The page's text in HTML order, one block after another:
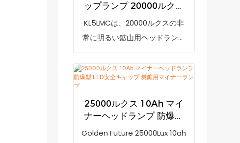
ップランプ 20000ルクス
充電式鉱山用ヘッドラン
プ 地下鉱山用ライトサプ
ライヤー
KL5LMCは、20000ルクスの非
常に明るい鉱山用ヘッドランプ
電力不足時に充電を促します。
7800mAhの充電式リチウムイ
と高度なLED技術を採用し、防
25000ルクス 10Ah マイ
ナーヘッドランプ 防爆型
LED安全キャップ 炭鉱用
Golden Future 25000Lux 10ah